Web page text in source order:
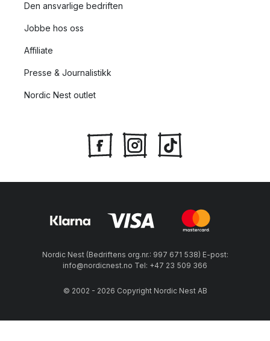
Den ansvarlige bedriften
Jobbe hos oss
Affiliate
Presse & Journalistikk
Nordic Nest outlet
Nordic Nest (Bedriftens org.nr.: 997 671 538) E-post:
info@nordicnest.no Tel: +47 23 509 366
© 2002 - 2026 Copyright Nordic Nest AB